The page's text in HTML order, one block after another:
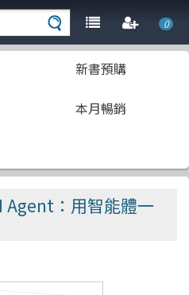
0
新書預購
本月暢銷
Agent：用智能體一